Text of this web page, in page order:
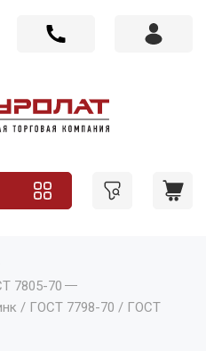
7805-70
/ ГОСТ 7798-70 / ГОСТ